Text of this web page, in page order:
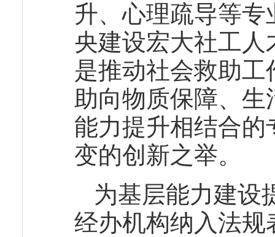
升、心理疏导等
央建设宏大社工
是推动社会救助
助向物质保障、
能力提升相结合
变的创新之举。
为基层能力建设
经办机构纳入法